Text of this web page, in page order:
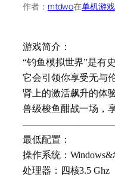
作者： mtdwo在单机游戏
游戏简介：
“钓鱼模拟世界”是有
它会引领你享受无与
肾上的激活飙升的体
兽级梭鱼酣战一场，
最低配置：
操作系统：
处理器：四核3.5 Ghz